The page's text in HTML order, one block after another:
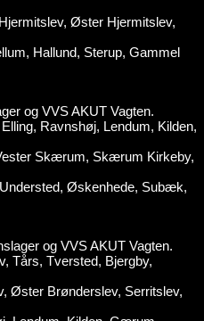
Øster Hjermitslev,
Hallund, Sterup, Gammel
og VVS AKUT Vagten.
Ravnshøj, Lendum, Kilden,
Skærum, Skærum Kirkeby,
Øskenhede, Subæk,
og VVS AKUT Vagten.
Tårs, Tversted, Bjergby,
Øster Brønderslev, Serritslev,